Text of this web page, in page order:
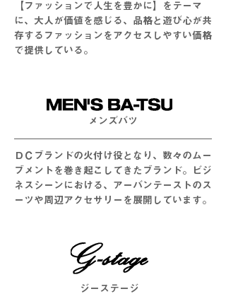
【ファッションで人生を豊かに】をテーマ
に、大人が価値を感じる、品格と遊び心が共
存するファッションをアクセスしやすい価格
で提供している。
メンズバツ
ＤＣブランドの火付け役となり、数々のムー
ブメントを巻き起こしてきたブランド。ビジ
ネスシーンにおける、アーバンテーストのス
ーツや周辺アクセサリーを展開しています。
​ジーステージ